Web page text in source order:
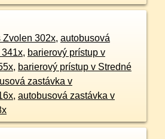
Zvolen 302x, autobusová
341x, barierový prístup v
, barierový prístup v Stredné
zastávka v
, autobusová zastávka v